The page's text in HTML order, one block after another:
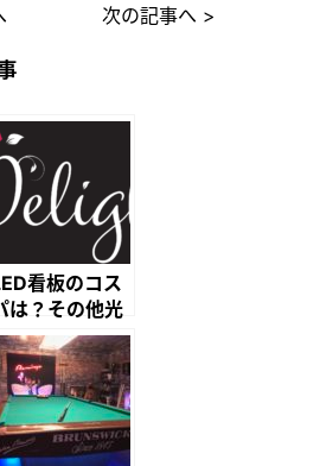
次の記事へ >
看板のコス
は？その他光
と比較してみ
う